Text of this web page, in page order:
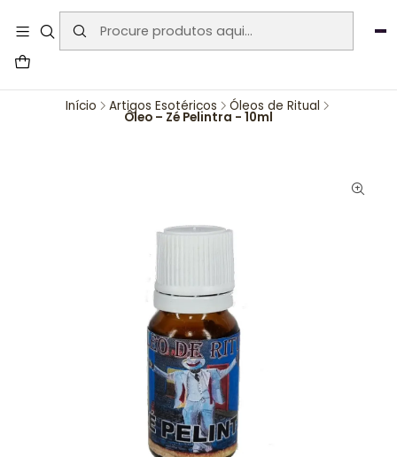
User-agent: * Allow: / Sitemap:
https://www.auraemporium.pt/sitemap.xml
Início Artigos Esotéricos Óleos de Ritual
Óleo – Zé Pelintra - 10ml